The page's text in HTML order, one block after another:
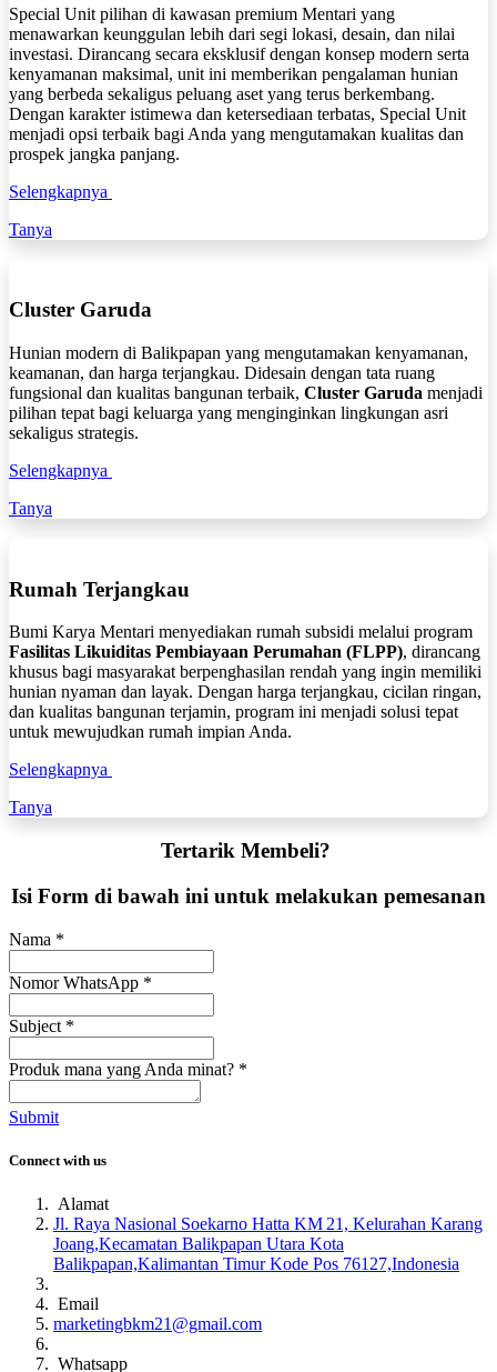
Special Unit pilihan di kawasan premium Mentari yang
menawarkan keunggulan lebih dari segi lokasi, desain, dan nilai
investasi. Dirancang secara eksklusif dengan konsep modern serta
kenyamanan maksimal, unit ini memberikan pengalaman hunian
yang berbeda sekaligus peluang aset yang terus berkembang.
Dengan karakter istimewa dan ketersediaan terbatas, Special Unit
menjadi opsi terbaik bagi Anda yang mengutamakan kualitas dan
prospek jangka panjang.
Selengkapnya
Tanya
Cluster Garuda
Hunian modern di Balikpapan yang mengutamakan kenyamanan,
keamanan, dan harga terjangkau. Didesain dengan tata ruang
fungsional dan kualitas bangunan terbaik, Cluster Garuda menjadi
pilihan tepat bagi keluarga yang menginginkan lingkungan asri
sekaligus strategis.
Selengkapnya
Tanya
Rumah Terjangkau
Bumi Karya Mentari menyediakan rumah subsidi melalui program
Fasilitas Likuiditas Pembiayaan Perumahan (FLPP), dirancang
khusus bagi masyarakat berpenghasilan rendah yang ingin memiliki
hunian nyaman dan layak. Dengan harga terjangkau, cicilan ringan,
dan kualitas bangunan terjamin, program ini menjadi solusi tepat
untuk mewujudkan rumah impian Anda.
Selengkapnya
Tanya
Tertarik Membeli?
Isi Form di bawah ini untuk melakukan pemesanan
Nama *
Nomor WhatsApp *
Subject *
Produk mana yang Anda minat? *
Submit
Connect with us
Alamat
Jl. Raya Nasional Soekarno Hatta KM 21, Kelurahan Karang
Joang,Kecamatan Balikpapan Utara Kota
Balikpapan,Kalimantan Timur Kode Pos 76127,Indonesia
Email
marketingbkm21@gmail.com
Whatsapp